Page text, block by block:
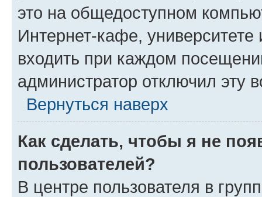
это на общедоступном
Интернет-кафе, университете
входить при каждом
администратор отключил эту
Вернуться наверх
Как сделать, чтобы я не
пользователей?
В центре пользователя в